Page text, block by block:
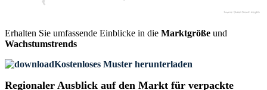
Erhalten Sie umfassende Einblicke in die Marktgröße und
Wachstumstrends
Kostenloses Muster herunterladen
Regionaler Ausblick auf den Markt für verpackte